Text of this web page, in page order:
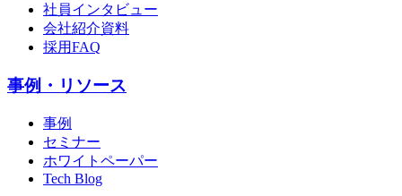
社員インタビュー
会社紹介資料
採用FAQ
事例・リソース
事例
セミナー
ホワイトペーパー
Tech Blog